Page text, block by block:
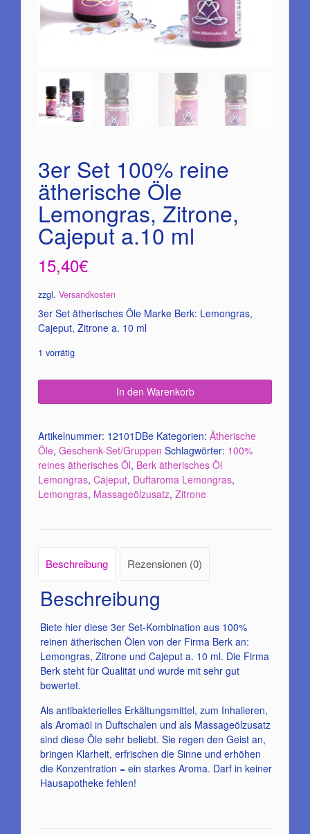
3er Set 100% reine
ätherische Öle
Lemongras, Zitrone,
Cajeput a.10 ml
15,40€
zzgl. Versandkosten
3er Set ätherisches Öle Marke Berk: Lemongras,
Cajeput, Zitrone a. 10 ml
1 vorrätig
In den Warenkorb
Artikelnummer: 12101DBe Kategorien: Ätherische
Öle, Geschenk-Set/Gruppen Schlagwörter: 100%
reines ätherisches Öl, Berk ätherisches Öl
Lemongras, Cajeput, Duftaroma Lemongras,
Lemongras, Massageölzusatz, Zitrone
Beschreibung Rezensionen (0)
Beschreibung
Biete hier diese 3er Set-Kombination aus 100%
reinen ätherischen Ölen von der Firma Berk an:
Lemongras, Zitrone und Cajeput a. 10 ml. Die Firma
Berk steht für Qualität und wurde mit sehr gut
bewertet.
Als antibakterielles Erkältungsmittel, zum Inhalieren,
als Aromaöl in Duftschalen und als Massageölzusatz
sind diese Öle sehr beliebt. Sie regen den Geist an,
bringen Klarheit, erfrischen die Sinne und erhöhen
die Konzentration = ein starkes Aroma. Darf in keiner
Hausapotheke fehlen!